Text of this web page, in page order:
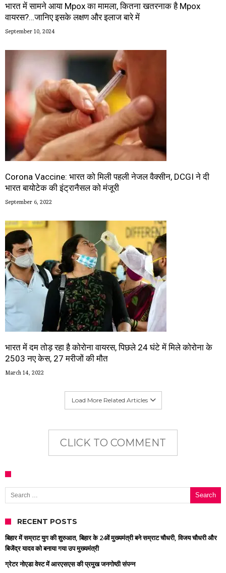
भारत में सामने आया Mpox का मामला, कितना खतरनाक है Mpox
वायरस?…जानिए इसके लक्षण और इलाज बारे में
September 10, 2024
Corona Vaccine: भारत को मिली पहली नेजल वैक्सीन, DCGI ने दी
भारत बायोटेक की इंट्रानैसल को मंजूरी
September 6, 2022
भारत में दम तोड़ रहा है कोरोना वायरस, पिछले 24 घंटे में मिले कोरोना के
2503 नए केस, 27 मरीजों की मौत
March 14, 2022
Load More Related Articles
CLICK TO COMMENT
Search for:
RECENT POSTS
बिहार में सम्राट युग की शुरुआत, बिहार के 24वें मुख्यमंत्री बने सम्राट चौधरी, विजय चौधरी और
बिजेंद्र यादव को बनाया गया उप मुख्यमंत्री
ग्रेटर नोएडा वेस्ट में आरएसएस की प्रमुख जनगोष्ठी संपन्न